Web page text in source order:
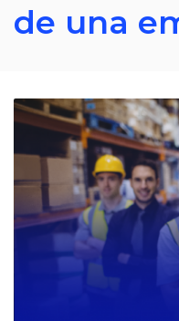
de una